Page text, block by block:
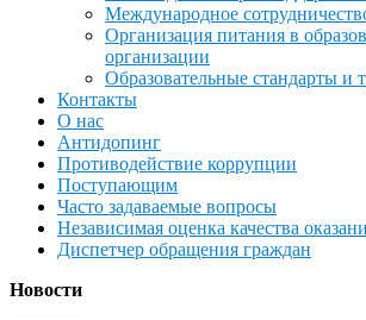
Международное
Организация питания в
организации
Образовательные стандарты и
Контакты
О нас
Антидопинг
Противодействие коррупции
Поступающим
Часто задаваемые вопросы
Независимая оценка качества
Диспетчер обращения граждан
Новости